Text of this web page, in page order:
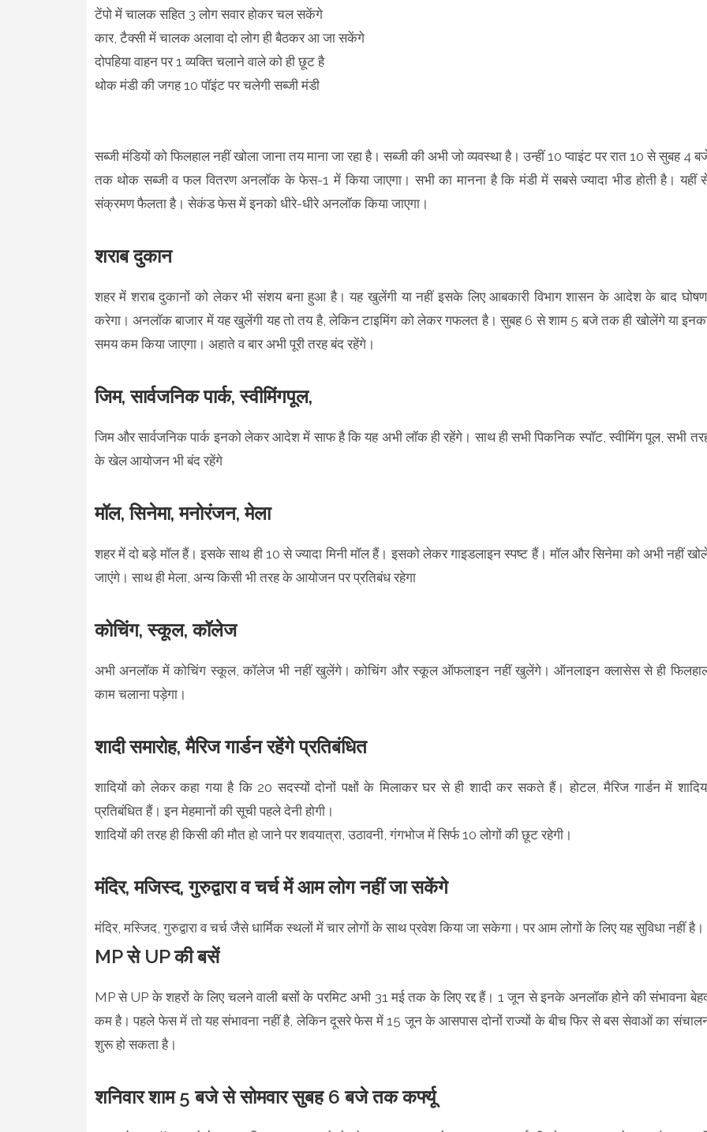
टेंपो में चालक सहित 3 लोग सवार होकर चल सकेंगे
कार, टैक्सी में चालक अलावा दो लोग ही बैठकर आ जा सकेंगे
दोपहिया वाहन पर 1 व्यक्ति चलाने वाले को ही छूट है
थोक मंडी की जगह 10 पॉइंट पर चलेगी सब्जी मंडी
सब्जी मंडियों को फिलहाल नहीं खोला जाना तय माना जा रहा है। सब्जी की अभी जो व्यवस्था है। उन्हीं 10 प्वाइंट पर रात 10 से सुबह 4
तक थोक सब्जी व फल वितरण अनलॉक के फेस-1 में किया जाएगा। सभी का मानना है कि मंडी में सबसे ज्यादा भीड होती है। यहीं
संक्रमण फैलता है। सेकंड फेस में इनको धीरे-धीरे अनलॉक किया जाएगा।
शराब दुकान
शहर में शराब दुकानों को लेकर भी संशय बना हुआ है। यह खुलेंगी या नहीं इसके लिए आबकारी विभाग शासन के आदेश के बाद
करेगा। अनलॉक बाजार में यह खुलेंगी यह तो तय है, लेकिन टाइमिंग को लेकर गफलत है। सुबह 6 से शाम 5 बजे तक ही खोलेंगे या
समय कम किया जाएगा। अहाते व बार अभी पूरी तरह बंद रहेंगे।
जिम, सार्वजनिक पार्क, स्वीमिंगपूल,
जिम और सार्वजनिक पार्क इनको लेकर आदेश में साफ है कि यह अभी लॉक ही रहेंगे। साथ ही सभी पिकनिक स्पॉट, स्वीमिंग पूल, सभी
के खेल आयोजन भी बंद रहेंगे
मॉल, सिनेमा, मनोरंजन, मेला
शहर में दो बड़े मॉल हैं। इसके साथ ही 10 से ज्यादा मिनी मॉल हैं। इसको लेकर गाइडलाइन स्पष्ट हैं। मॉल और सिनेमा को अभी नहीं
जाएंगे। साथ ही मेला, अन्य किसी भी तरह के आयोजन पर प्रतिबंध रहेगा
कोचिंग, स्कूल, कॉलेज
अभी अनलॉक में कोचिंग स्कूल, कॉलेज भी नहीं खुलेंगे। कोचिंग और स्कूल ऑफलाइन नहीं खुलेंगे। ऑनलाइन क्लासेस से ही
काम चलाना पड़ेगा।
शादी समारोह, मैरिज गार्डन रहेंगे प्रतिबंधित
शादियों को लेकर कहा गया है कि 20 सदस्यों दोनों पक्षों के मिलाकर घर से ही शादी कर सकते हैं। होटल, मैरिज गार्डन में
प्रतिबंधित हैं। इन मेहमानों की सूची पहले देनी होगी।
शादियों की तरह ही किसी की मौत हो जाने पर शवयात्रा, उठावनी, गंगभोज में सिर्फ 10 लोगों की छूट रहेगी।
मंदिर, मजिस्द, गुरुद्वारा व चर्च में आम लोग नहीं जा सकेंगे
मंदिर, मस्जिद, गुरुद्वारा व चर्च जैसे धार्मिक स्थलों में चार लोगों के साथ प्रवेश किया जा सकेगा। पर आम लोगों के लिए यह सुविधा नहीं है।
MP से UP की बसें
MP से UP के शहरों के लिए चलने वाली बसों के परमिट अभी 31 मई तक के लिए रद्द हैं। 1 जून से इनके अनलॉक होने की संभावना
कम है। पहले फेस में तो यह संभावना नहीं है, लेकिन दूसरे फेस में 15 जून के आसपास दोनों राज्यों के बीच फिर से बस सेवाओं का
शुरू हो सकता है।
शनिवार शाम 5 बजे से सोमवार सुबह 6 बजे तक कर्फ्यू